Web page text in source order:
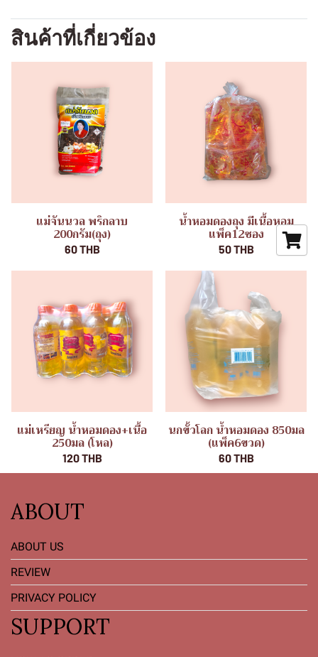
สินค้าที่เกี่ยวข้อง
แม่จันนวล พริกลาบ
200กรัม(ถุง)
60 THB
น้ำหอมดองถุง มีเนื้อหอม
แพ็ค12ซอง
50 THB
แม่เหรียญ น้ำหอมดอง+เนื้อ
250มล (โหล)
120 THB
นกขั้วโลก น้ำหอมดอง 850มล
(แพ็ค6ขวด)
60 THB
ABOUT
ABOUT US
REVIEW
PRIVACY POLICY
SUPPORT